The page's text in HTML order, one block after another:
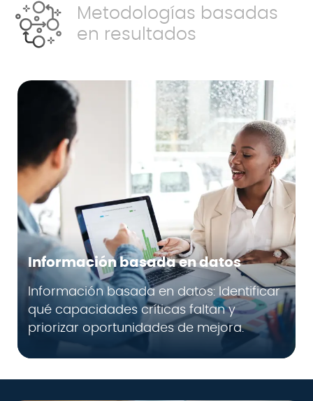
Metodologías basadas
en resultados
Información basada en datos
Información basada en datos: Identificar
qué capacidades críticas faltan y
priorizar oportunidades de mejora.